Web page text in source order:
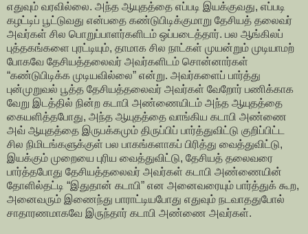
எதுவும் வரவில்லை. அந்த ஆயுதத்தை எப்படி இயக்குவது, எப்படி
கழட்டிப் பூட்டுவது என்பதை கண்டுபிடிக்குமாறு தேசியத் தலைவர்
அவர்கள் சில பொறுப்பாளர்களிடம் ஒப்படைத்தார். பல ஆங்கிலப்
புத்தகங்களை புரட்டியும், தாமாக சில நாட்கள் முயன்றும் முடியாமற்
போகவே தேசியத்தலைவர் அவர்களிடம் சொன்னார்கள்
“கண்டுபிடிக்க முடியவில்லை” என்று. அவர்களைப் பார்த்து
புன்முறுவல் பூத்த தேசியத்தலைவர் அவர்கள் வேறோர் பணிக்காக
வேறு இடத்தில் நின்ற கடாபி அண்ணையிடம் அந்த ஆயுதத்தை
கையளித்தபோது, அந்த ஆயுதத்தை வாங்கிய கடாபி அண்ணை
அவ் ஆயுதத்தை இருபக்கமும் திருப்பிப் பார்த்துவிட்டு குறிப்பிட்ட
சில நிமிடங்களுக்குள் பல பாகங்களாகப் பிரித்து வைத்துவிட்டு,
இயக்கும் முறையை புரிய வைத்துவிட்டு, தேசியத் தலைவரை
பார்த்தபோது தேசியத்தலைவர் அவர்கள் கடாபி அண்ணையின்
தோளில்தட்டி “இதுதான் கடாபி” என அனைவரையும் பார்த்துக் கூற,
அனைவரும் இணைந்து பாராட்டியபோது எதுவும் நடவாததுபோல்
சாதாரணமாகவே இருந்தார் கடாபி அண்ணை அவர்கள்.